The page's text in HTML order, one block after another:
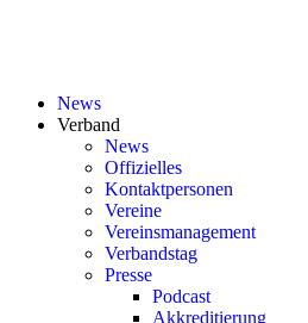
News
Verband
News
Offizielles
Kontaktpersonen
Vereine
Vereinsmanagement
Verbandstag
Presse
Podcast
Akkreditierung